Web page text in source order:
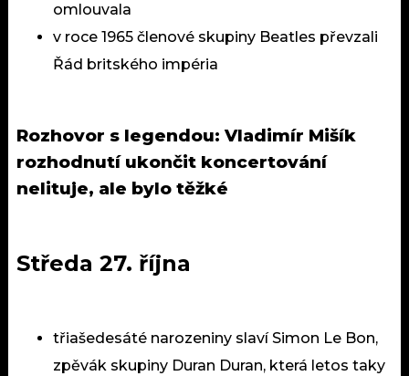
omlouvala
v roce 1965 členové skupiny Beatles převzali
Řád britského impéria
Rozhovor s legendou: Vladimír Mišík
rozhodnutí ukončit koncertování
nelituje, ale bylo těžké
Středa 27. října
třiašedesáté narozeniny slaví Simon Le Bon,
zpěvák skupiny Duran Duran, která letos taky